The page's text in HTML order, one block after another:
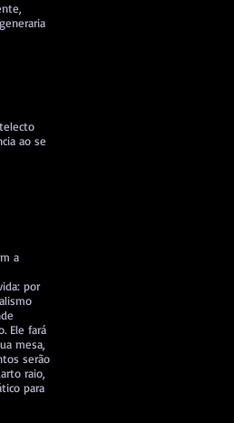
ao se
a
por
Ele fará
mesa,
serão
raio,
para